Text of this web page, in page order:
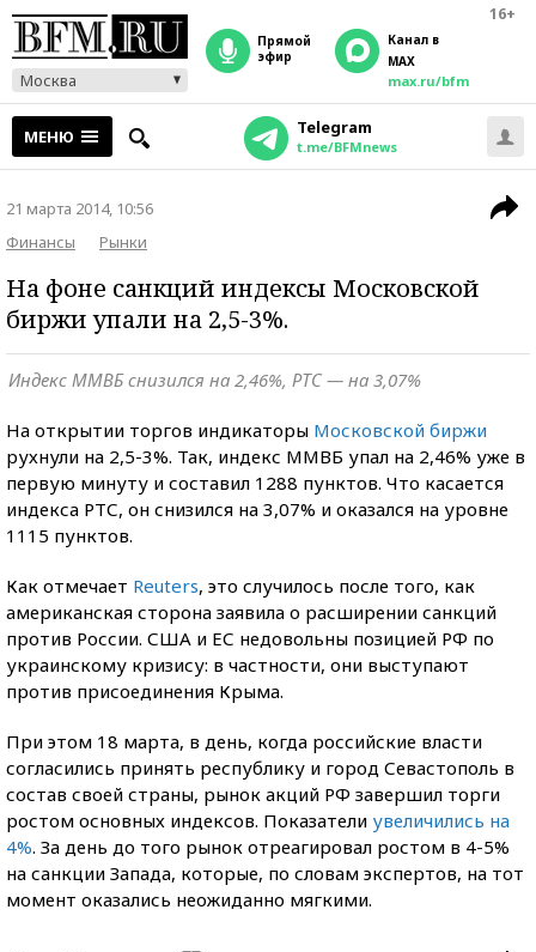
16+
Москва
прямой
эфир
Канал в
MAX
max.ru/bfm
МЕНЮ Telegram
t.me/BFMnews
21 марта 2014, 10:56
Финансы
Рынки
На фоне санкций индексы Московской
биржи упали на 2,5-3%.
Индекс ММВБ снизился на 2,46%, РТС — на 3,07%
На открытии торгов индикаторы Московской биржи
рухнули на 2,5-3%. Так, индекс ММВБ упал на 2,46% уже в
первую минуту и составил 1288 пунктов. Что касается
индекса РТС, он снизился на 3,07% и оказался на уровне
1115 пунктов.
Как отмечает Reuters, это случилось после того, как
американская сторона заявила о расширении санкций
против России. США и ЕС недовольны позицией РФ по
украинскому кризису: в частности, они выступают
против присоединения Крыма.
При этом 18 марта, в день, когда российские власти
согласились принять республику и город Севастополь в
состав своей страны, рынок акций РФ завершил торги
ростом основных индексов. Показатели увеличились на
4%. За день до того рынок отреагировал ростом в 4-5%
на санкции Запада, которые, по словам экспертов, на тот
момент оказались неожиданно мягкими.